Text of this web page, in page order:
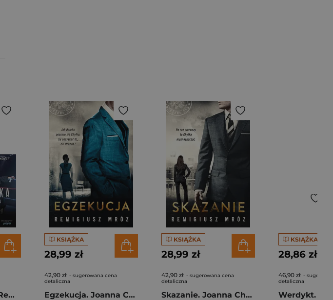
Chyłka Kasacja / Rewizja Pakiet:
KSIĄŻKA
28,99 zł
42,90 zł - sugerowana cena
detaliczna
Egzekucja. Joanna Chyłka. Tom 14
KSIĄŻKA
28,99 zł
42,90 zł - sugerowana cena
detaliczna
Skazanie. Joanna Chyłka. Tom 15
KSIĄŻKA
28,86 zł
46,90 zł -
detaliczna